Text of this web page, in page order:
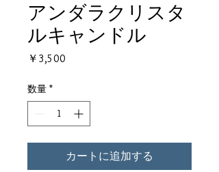
アンダラクリスタ
ルキャンドル
￥3,500
数量 *
カートに追加する